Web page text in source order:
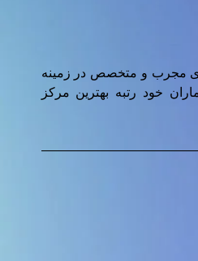
مجرب و متخصص در زمینه
خود رتبه بهترین مرکز